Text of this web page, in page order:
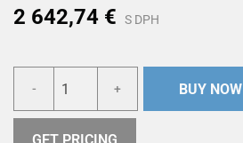
2 642,74 € S DPH
- + BUY NOW